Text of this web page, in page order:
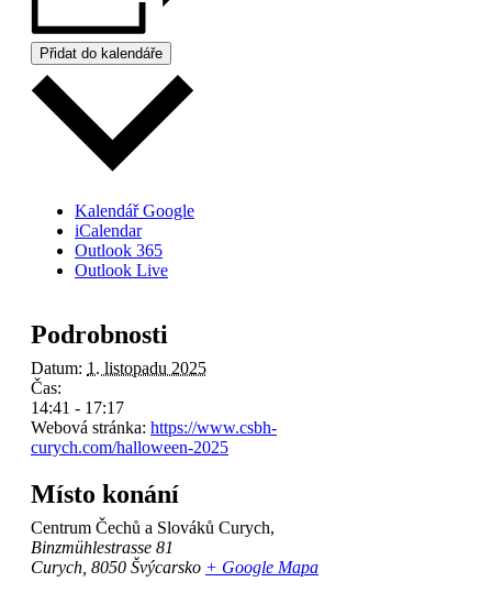
Přidat do kalendáře
Kalendář Google
iCalendar
Outlook 365
Outlook Live
Podrobnosti
Datum: 1. listopadu 2025
Čas:
14:41 - 17:17
Webová stránka: https://www.csbh-
curych.com/halloween-2025
Místo konání
Centrum Čechů a Slováků Curych,
Binzmühlestrasse 81
Curych 8050 Švýcarsko + Google Mapa